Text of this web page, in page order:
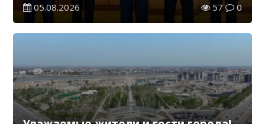
мировому эксперту Кай-Фу Ли
05.08.2026 57 0